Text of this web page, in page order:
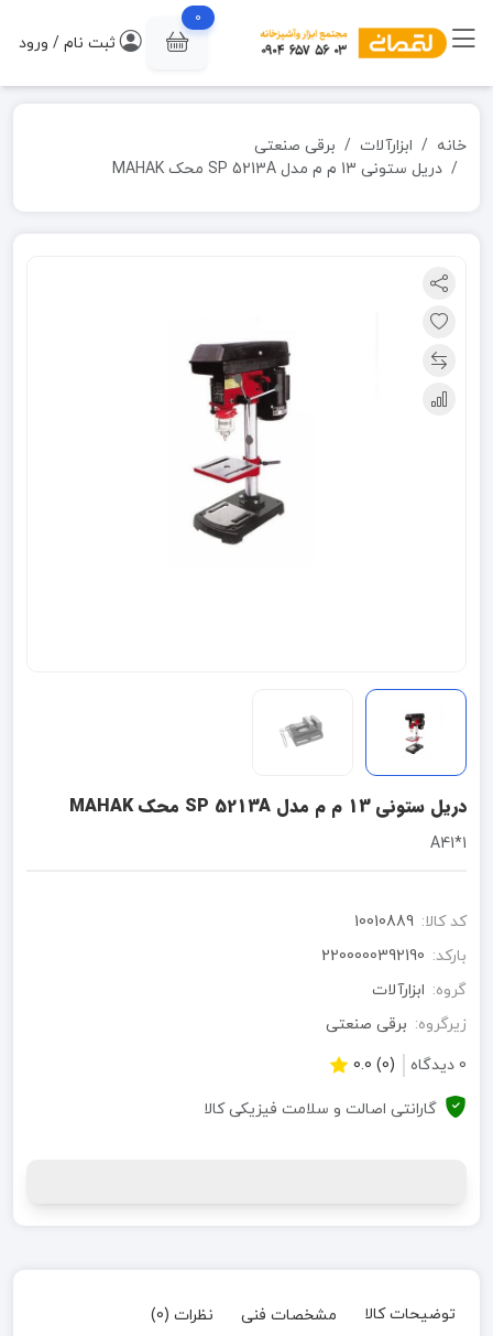
0
ثبت نام / ورود
خانه ابزارآلات
برقی صنعتی
دریل ستونی 13 م م مدل SP 5213A محک MAHAK
دریل ستونی 13 م م مدل SP 5213A محک MAHAK
1*A41
کد کالا: 10010889
بارکد: 2200000392190
گروه: ابزارآلات
زیرگروه: برقی صنعتی
0 دیدگاه
(0) 0.0
گارانتی اصالت و سلامت فیزیکی کالا
توضیحات کالا مشخصات فنی نظرات (0)